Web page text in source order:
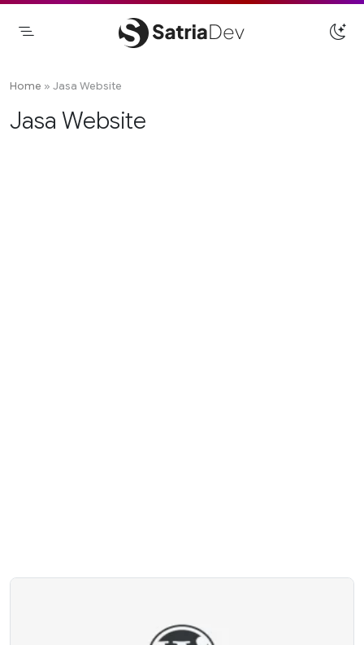
Skip
Home » Jasa Website
Jasa Website